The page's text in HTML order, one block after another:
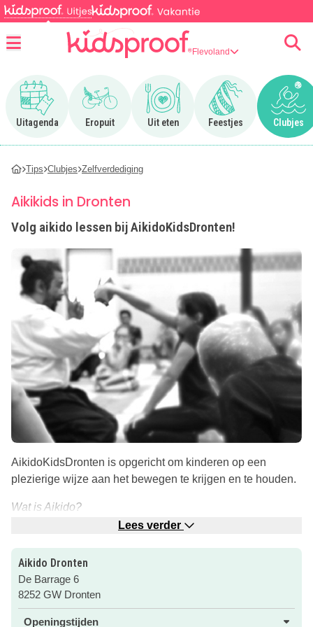
Flevoland
Uitagenda
Ga naar Uitagenda
Eropuit
Ga naar Eropuit
Uit eten
Ga naar Uit eten
Feestjes
Ga naar Feestjes
Clubjes
Ga
Tips Clubjes Zelfverdediging
Aikikids in Dronten
Volg aikido lessen bij AikidoKidsDronten!
AikidoKidsDronten is opgericht om kinderen op een
plezierige wijze aan het bewegen te krijgen en te houden.
Wat is Aikido?
Aikido is een Japanse vechtkunst waarbij vreedzaamheid
(harmonie), Ki (energie) en Do (weg).
Aikido een vechtkunst?
Ja, Aikido is een kunst. Bij een sport is er bijna altijd een
competitie, een wedstrijd wie de beste is. Aikido kent op
Lees verder
Aikido Dronten
De Barrage 6
8252 GW Dronten
Openingstijden